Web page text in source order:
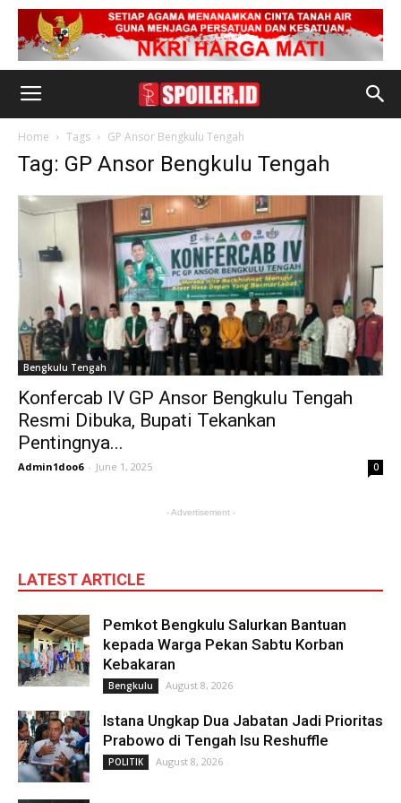
Home Tags GP Ansor Bengkulu Tengah
Tag: GP Ansor Bengkulu Tengah
Bengkulu Tengah
Konfercab IV GP Ansor Bengkulu Tengah
Resmi Dibuka, Bupati Tekankan
Pentingnya...
Admin1doo6 - June 1, 2025 0
- Advertisement -
LATEST ARTICLE
Pemkot Bengkulu Salurkan Bantuan
kepada Warga Pekan Sabtu Korban
Kebakaran
Bengkulu August 8, 2026
Istana Ungkap Dua Jabatan Jadi Prioritas
Prabowo di Tengah Isu Reshuffle
POLITIK August 8, 2026